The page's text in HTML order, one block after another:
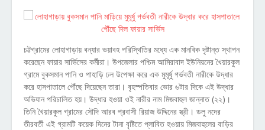
চট্টগ্রামের লোহাগাড়ায় বন্যার ভয়াবহ পরিস্থিতির মধ্যে এক মানবিক দৃষ্টান্ত স্থাপন
করেছেন ফায়ার সার্ভিসের কর্মীরা। উপজেলার পশ্চিম আমিরাবাদ ইউনিয়নের খৈয়ারকুল
গ্রামে বুকসমান পানি ও পাহাড়ি ঢল উপেক্ষা করে এক মুমূর্ষু গর্ভবতী নারীকে উদ্ধার
করে হাসপাতালে পৌঁছে দিয়েছেন তারা। বৃহস্পতিবার ভোর ৬টার দিকে এই উদ্ধার
অভিযান পরিচালিত হয়। উদ্ধার হওয়া ওই নারীর নাম মিজবাহুল জান্নাত (২২)।
তিনি খৈয়ারকুল গ্রামের সৌদি আরব প্রবাসী রিয়াজ উদ্দিনের স্ত্রী। ডলু নদের
তীরবর্তী এই গ্রামটি কয়েক দিনের টানা বৃষ্টিতে প্লাবিত হওয়ায় মিজবাহুলের বাড়ির